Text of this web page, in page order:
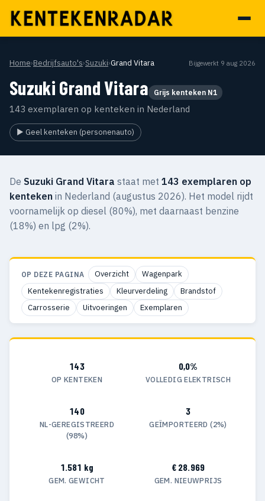
Home›Bedrijfsauto's›Suzuki›Grand Vitara Bijgewerkt 9 aug 2026
Suzuki Grand Vitara Grijs kenteken N1
143 exemplaren op kenteken in Nederland
▶ Geel kenteken (personenauto)
De Suzuki Grand Vitara staat met 143 exemplaren op
kenteken in Nederland (augustus 2026). Het model rijdt
voornamelijk op diesel (80%), met daarnaast benzine
(18%) en lpg (2%).
OP DEZE PAGINA Overzicht
Wagenpark
Kentekenregistraties
Kleurverdeling
Brandstof
Carrosserie
Uitvoeringen Exemplaren
143
OP KENTEKEN
0,0%
VOLLEDIG ELEKTRISCH
140
NL-GEREGISTREERD
(98%)
3
GEÏMPORTEERD (2%)
1.581 kg
GEM. GEWICHT
€ 28.969
GEM. NIEUWPRIJS